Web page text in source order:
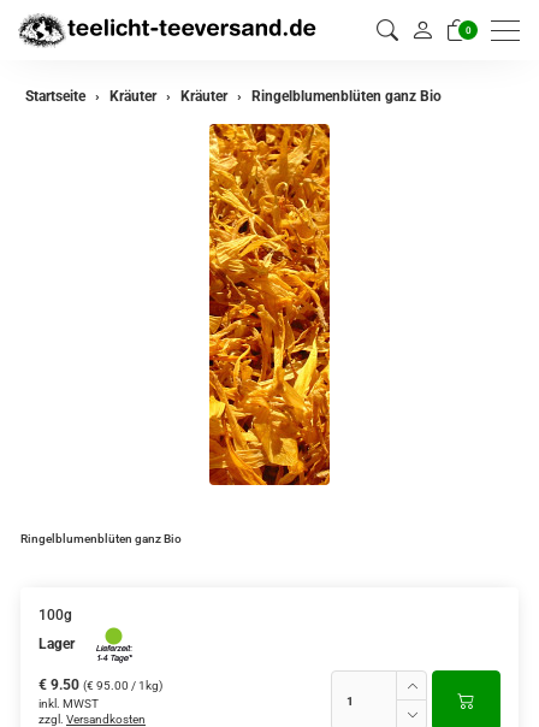
0
zurück
Startseite Kräuter Kräuter Ringelblumenblüten ganz Bio
Ringelblumenblüten ganz Bio
100g
Lager
€ 9.50 (€ 95.00 / 1kg)
inkl. MWST
zzgl. Versandkosten